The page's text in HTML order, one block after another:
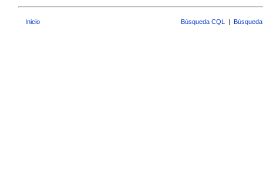
Inicio Búsqueda CQL |